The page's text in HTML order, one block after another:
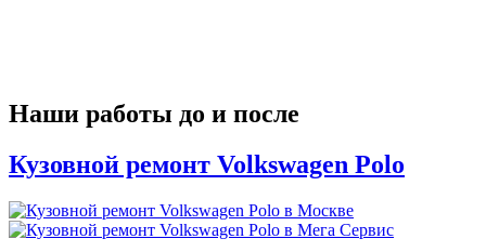
Наши работы до и после
Кузовной ремонт Volkswagen Polo